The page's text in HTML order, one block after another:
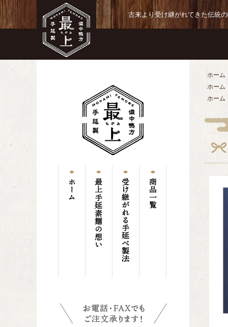
古来より受け継がれてきた伝統
ホーム
ホーム
ホーム